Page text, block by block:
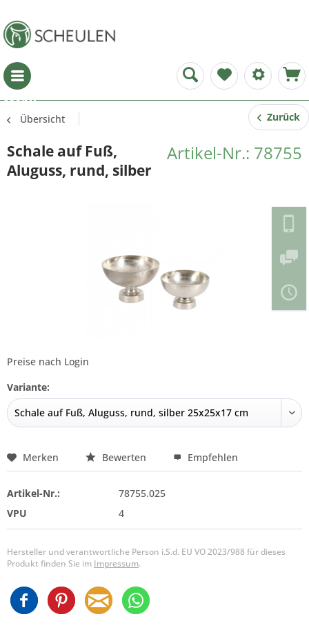
Menü
Übersicht Zurück
Artikel-Nr.: 78755
Schale auf Fuß,
Aluguss, rund, silber
Preise nach Login
Variante:
Merken Bewerten Empfehlen
Artikel-Nr.:
78755.025
VPU
4
Hersteller und verantwortliche Person i.S.d. EU VO 2023/988 für dieses
Produkt finden Sie im Impressum.